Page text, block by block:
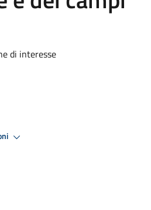
di interesse